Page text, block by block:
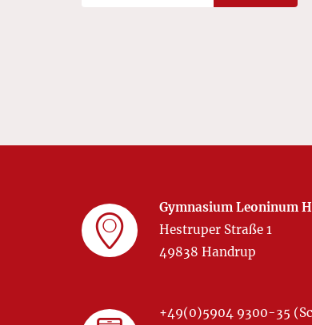
Gymnasium Leoninum
Hestruper Straße 1
49838 Handrup
+49(0)5904 9300-35